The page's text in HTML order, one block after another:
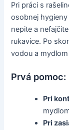
Pri práci s
osobnej
nepite a
rukavice. Po
vodou a
Prvá pomoc:
Pri
Pri